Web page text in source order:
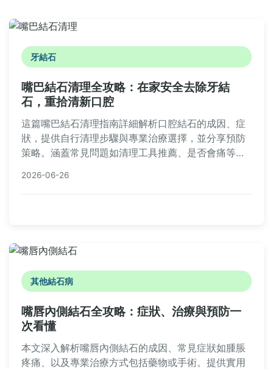
牙結石
嘴巴結石清理全攻略：在家安全去除牙結
石，重拾清新口腔
這篇嘴巴結石清理指南詳細解析口腔結石的成因、症
狀，提供自行清理步驟與專業治療選擇，並分享預防
策略。涵蓋常見問題如清理工具推薦、是否會痛等，
有關注口腔健康的人閱讀。
2026-06-26
其他結石病
嘴唇內側結石全攻略：症狀、治療與預防一
次看懂
本文深入解析嘴唇內側結石的成因、常見症狀如腫脹
疼痛、以及專業治療方式包括藥物或手術。提供實用